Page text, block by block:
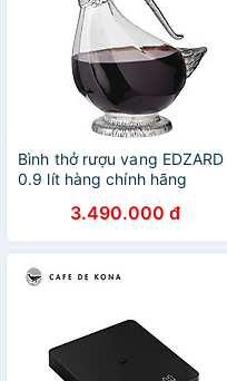
Bình thở rượu vang EDZARD
0.9 lít hàng chính hãng
3.490.000 đ